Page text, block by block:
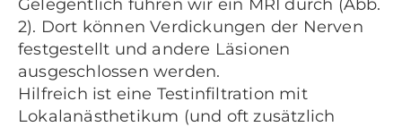
Gelegentlich führen wir ein MRI durch (Abb.
2). Dort können Verdickungen der Nerven
festgestellt und andere Läsionen
ausgeschlossen werden.
Hilfreich ist eine Testinfiltration mit
Lokalanästhetikum (und oft zusätzlich